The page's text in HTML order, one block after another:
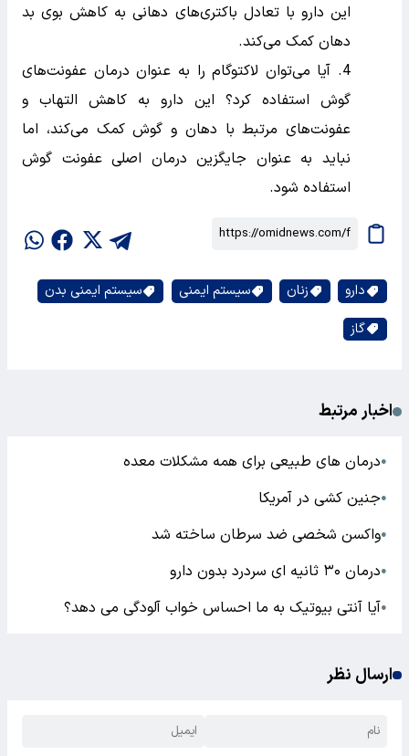
این دارو با تعادل باکتری‌های دهانی به کاهش بوی بد
دهان کمک می‌کند.
آیا می‌توان لاکتوگام را به عنوان درمان عفونت‌های
گوش استفاده کرد؟ این دارو به کاهش التهاب و
عفونت‌های مرتبط با دهان و گوش کمک می‌کند، اما
نباید به عنوان جایگزین درمان اصلی عفونت گوش
استفاده شود.
دارو زنان سیستم ایمنی
سیستم ایمنی بدن
گاز
اخبار مرتبط
●درمان های طبیعی برای همه مشکلات معده
●جنین کشی در آمریکا
●واکسن شخصی ضد سرطان ساخته شد
●درمان ۳۰ ثانیه ای سردرد بدون دارو
●آیا آنتی بیوتیک به ما احساس خواب آلودگی می دهد؟
ارسال نظر